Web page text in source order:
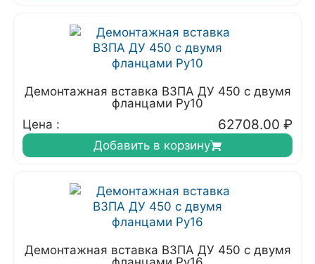
Демонтажная вставка ВЗПА ДУ 450 с двумя
фланцами Ру10
Цена :
62708.00 ₽
Добавить в корзину
Демонтажная вставка ВЗПА ДУ 450 с двумя